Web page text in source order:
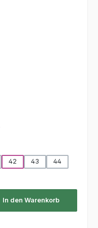
42 43
44
In den Warenkorb